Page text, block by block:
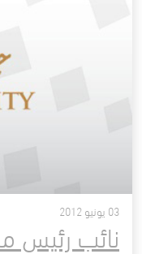
03 يونيو 2012
نائب رئيس